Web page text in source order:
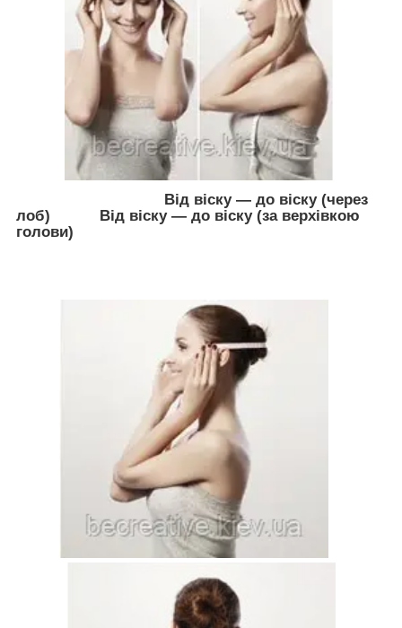
Від віску — до віску (через
лоб)
Від віску — до віску (за верхівкою
голови)